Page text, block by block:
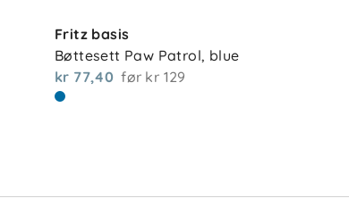
Fritz basis
Bøttesett Paw Patrol, blue
kr 77,40 før kr 129